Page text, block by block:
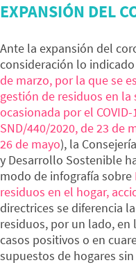
EXPANSIÓN DEL
Ante la expansión del
consideración lo
de marzo, por la que se
gestión de residuos en
ocasionada por el COVID-
SND/440/2020, de 23 de
26 de mayo), la
y Desarrollo Sostenible
modo de infografía sobre
residuos en el hogar,
directrices se diferencia
residuos, por un lado, en
casos positivos o en
supuestos de hogares